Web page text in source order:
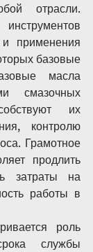
отрасли.
применения
базовые
масла
смазочных
их
контролю
Грамотное
продлить
затраты на
работы в
роль
службы